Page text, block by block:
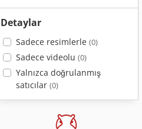
Detaylar
Sadece resimlerle (0)
Sadece videolu (0)
Yalnızca doğrulanmış
satıcılar (0)